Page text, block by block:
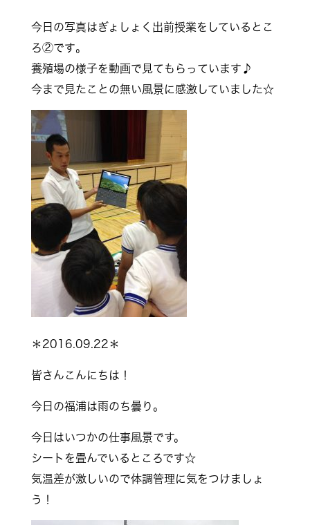
今日の写真はぎょしょく出前授業をしているとこ
ろ②です。
養殖場の様子を動画で見てもらっています♪
今まで見たことの無い風景に感激していました☆
＊2016.09.22＊
皆さんこんにちは！
今日の福浦は雨のち曇り。
今日はいつかの仕事風景です。
シートを畳んでいるところです☆
気温差が激しいので体調管理に気をつけましょ
う！